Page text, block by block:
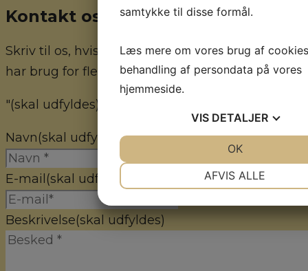
Kontakt os
Skriv til os, hvis du har nogle spørgsmål eller
har brug for flere informationer.
"(skal udfyldes)
Navn(skal udfyldes)
E-mail (skal udfyldes)
Beskrivelse(skal udfyldes)
samtykke til disse formål.
Læs mere om vores brug af
behandling af persondata på vores
hjemmeside.
VIS DETALJER
MARKETING
AFVIS ALLE
OK